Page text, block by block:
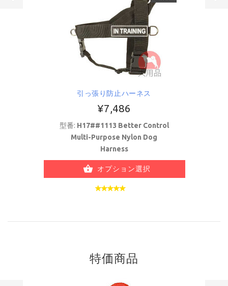
引っ張り防止ハーネス
¥7,486
型番: H17##1113 Better Control
Multi-Purpose Nylon Dog
Harness
オプション選択
特価商品